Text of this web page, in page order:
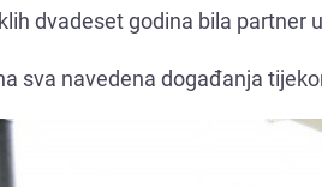
dvadeset godina bila partner
sva navedena događanja